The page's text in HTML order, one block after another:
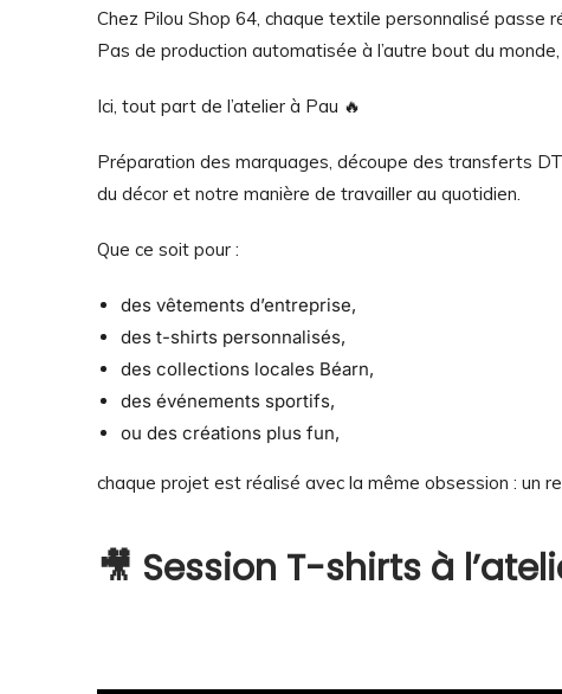
Chez Pilou Shop 64, chaque textile personnalisé passe
Pas de production automatisée à l’autre bout du
Ici, tout part de l’atelier à Pau 🔥
Préparation des marquages, découpe des transferts
du décor et notre manière de travailler au quotidien.
Que ce soit pour :
des vêtements d’entreprise,
des t-shirts personnalisés,
des collections locales Béarn,
des événements sportifs,
ou des créations plus fun,
chaque projet est réalisé avec la même obsession : un
🎥 Session T-shirts à